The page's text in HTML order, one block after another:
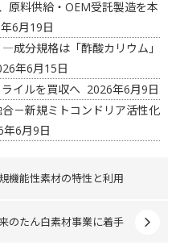
原料供給・OEM受託製造を本
6月19日
分規格は「酢酸カリウム」
年6月15日
イルを買収へ 2026年6月9日
－新規ミトコンドリア活性化
年6月9日
機能性素材の特性と利用
のたん白素材事業に着手